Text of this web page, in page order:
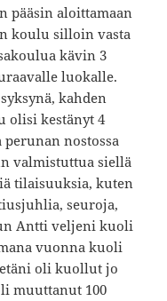
pääsin aloittamaan
koulu silloin vasta
kävin 3
luokalle.
kahden
olisi kestänyt 4
nostossa
valmistuttua siellä
tilaisuuksia, kuten
seuroja,
Antti veljeni kuoli
vuonna kuoli
oli kuollut jo
muuttanut 100